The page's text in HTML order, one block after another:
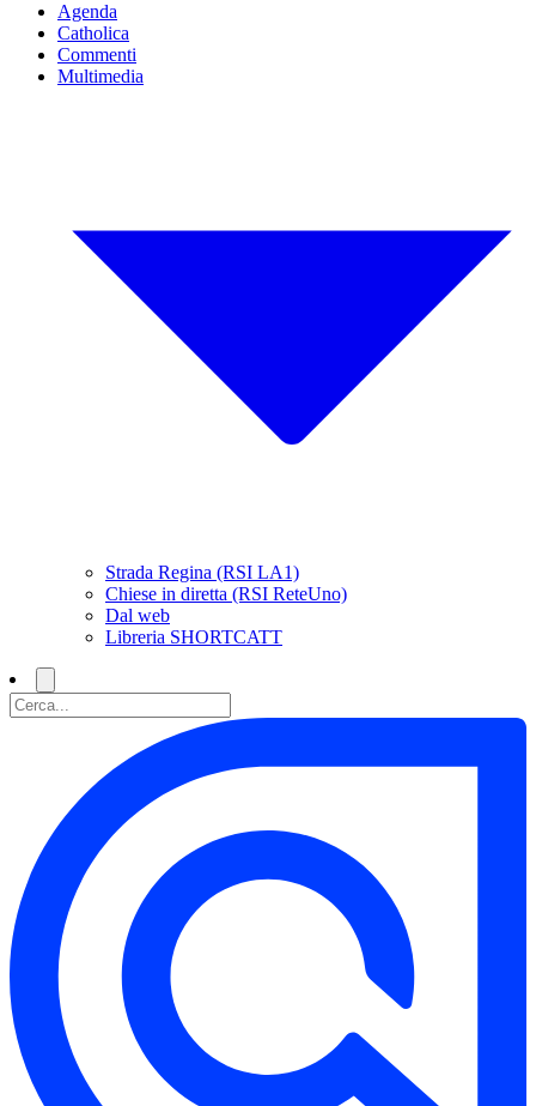
Agenda
Catholica
Commenti
Multimedia
Strada Regina (RSI LA1)
Chiese in diretta (RSI ReteUno)
Dal web
Libreria SHORTCATT